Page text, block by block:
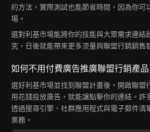
的方法，實際測試也能節省時間，因為你可
場。
選對利基市場能將你的技能與大眾需求連結
究，日後就能帶來更多流量與聯盟行銷銷售
如何不用付費廣告推廣聯盟行銷產品
選好利基市場並找到聯盟計畫後，開啟聯盟
用花錢投放廣告，就能讓點擊你的連結。許
透過搜尋引擎、社群應用程式與電子郵件清
業務。